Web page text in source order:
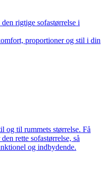
rigtige sofastørrelse i
proportioner og stil i din
og til rummets størrelse. Få
rette sofastørrelse, så
og indbydende.